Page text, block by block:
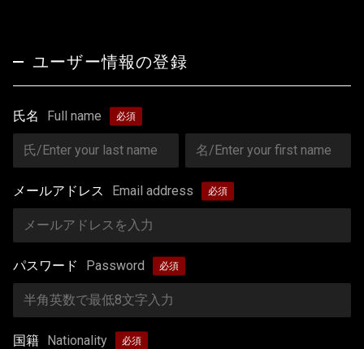
ユーザー情報の登録
氏名 Full name
メールアドレス Email address
パスワード Password
国籍 Nationality